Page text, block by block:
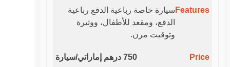
سيارة خاصة رباعية الدفع رباعية
الدفع، ومقعد للأطفال، ووتيرة
وتوقيت مرن.
750 درهم إماراتي/سيارة